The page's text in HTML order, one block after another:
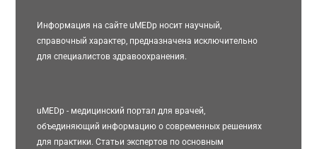
Информация на сайте uMEDp носит научный,
справочный характер, предназначена исключительно
для специалистов здравоохранения.
uMEDp - медицинский портал для врачей,
объединяющий информацию о современных решениях
для практики. Статьи экспертов по основным